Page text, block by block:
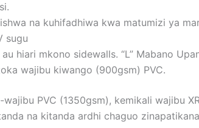
na kuhifadhiwa kwa matumizi ya
sugu
hiari mkono sidewalls. “L” Mabano
wajibu kiwango (900gsm) PVC.
PVC (1350gsm), kemikali wajibu
na kitanda ardhi chaguo